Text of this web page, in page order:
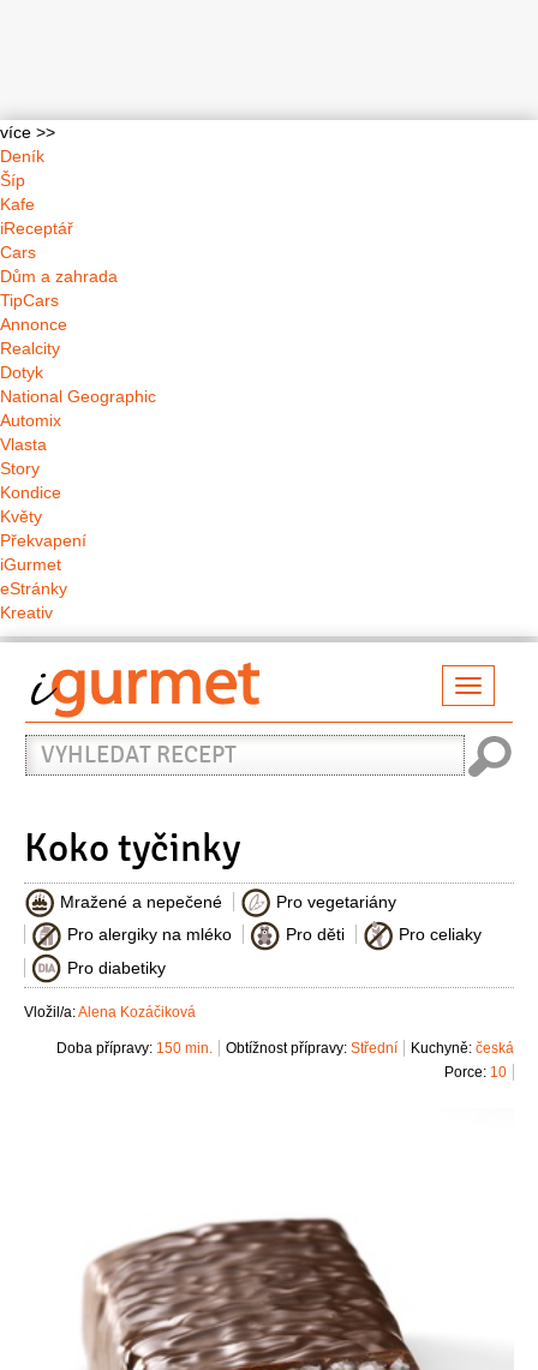
více >>
Deník
Šíp
Kafe
iReceptář
Cars
Dům a zahrada
TipCars
Annonce
Realcity
Dotyk
National Geographic
Automix
Vlasta
Story
Kondice
Květy
Překvapení
iGurmet
eStránky
Kreativ
Vyhledat
recept
Koko tyčinky
Mražené a nepečené
Pro vegetariány
Pro alergiky na mléko
Pro děti
Pro celiaky
Pro diabetiky
Vložil/a:Alena Kozáčiková
Kuchyně: česká
Obtížnost přípravy: Střední
Doba přípravy: 150 min.
Porce: 10